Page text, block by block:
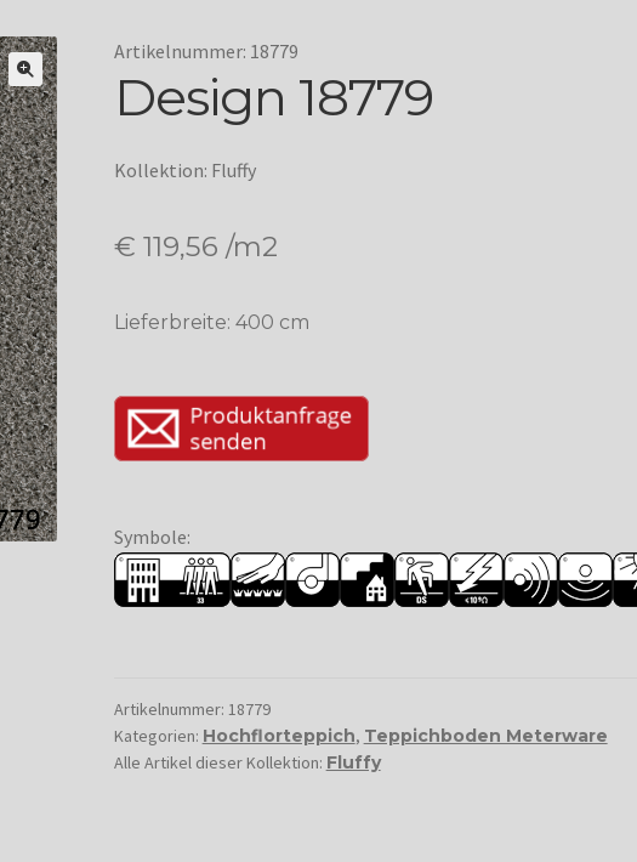
Artikelnummer: 18779
Design 18779
Kollektion: Fluffy
€ 119,56 /m2
Lieferbreite: 400 cm
Symbole:
Artikelnummer: 18779
Kategorien: Hochflorteppich, Teppichboden Meterware
Alle Artikel dieser Kollektion: Fluffy